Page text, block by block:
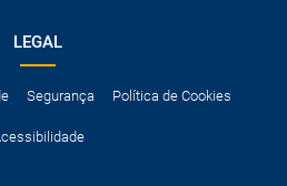
LEGAL
Segurança Política de Cookies